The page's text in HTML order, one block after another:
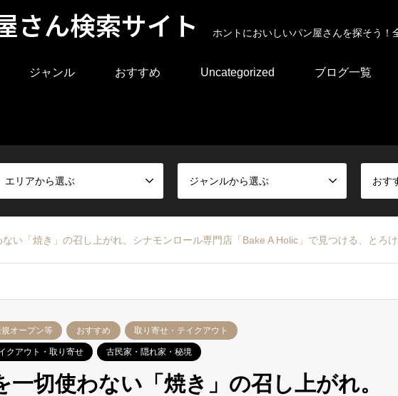
さん検索サイト ホントにおいしいパン屋さんを探そう
ジャンル おすすめ Uncategorized ブログ一覧
エリアから選ぶ ジャンルから選ぶ おす
い「焼き」の召し上がれ。シナモンロール専門店「Bake A Holic」で見つける、とろ
規オープン等 おすすめ 取り寄せ・テイクアウト
クアウト・取り寄せ 古民家・隠れ家・秘境
一切使わない「焼き」の召し上がれ。